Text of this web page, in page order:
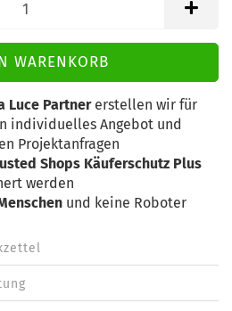
Luce Partnererstellen wir für
individuelles Angebot und
Projektanfragen
Shops Käuferschutz Plus
werden
und keine Roboter